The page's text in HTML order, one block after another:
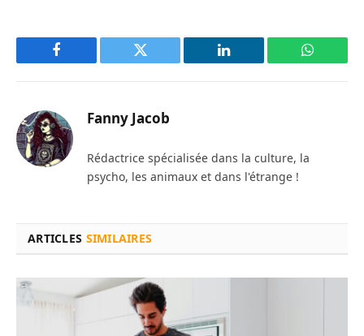
Facebook Twitter LinkedIn
Fanny Jacob
Rédactrice spécialisée dans la culture, la
psycho, les animaux et dans l'étrange !
ARTICLES SIMILAIRES